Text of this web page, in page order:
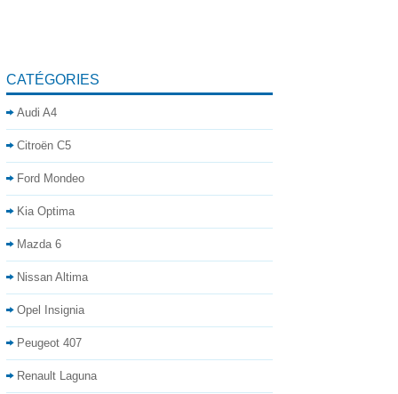
CATÉGORIES
Audi A4
Citroën C5
Ford Mondeo
Kia Optima
Mazda 6
Nissan Altima
Opel Insignia
Peugeot 407
Renault Laguna